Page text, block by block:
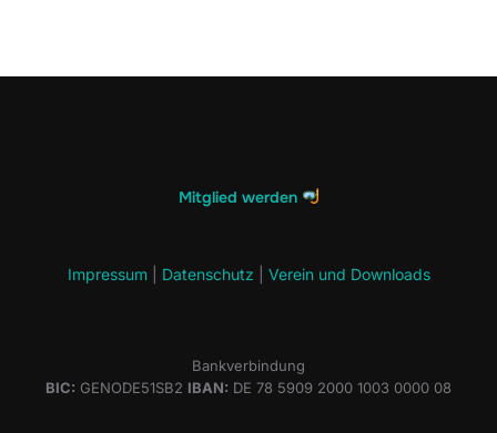
Mitglied werden
Impressum| Datenschutz Verein und Downloads
Bankverbindung
BIC: GENODE51SB2 IBAN: DE 78 5909 2000 1003 0000 08